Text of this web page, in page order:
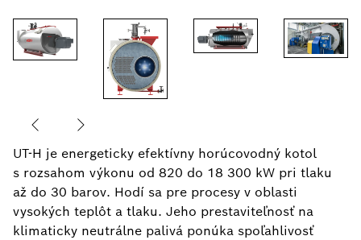
UT-H je energeticky efektívny horúcovodný kotol
s rozsahom výkonu od 820 do 18 300 kW pri tlaku
až do 30 barov. Hodí sa pre procesy v oblasti
vysokých teplôt a tlaku. Jeho prestaviteľnosť na
klimaticky neutrálne palivá ponúka spoľahlivosť